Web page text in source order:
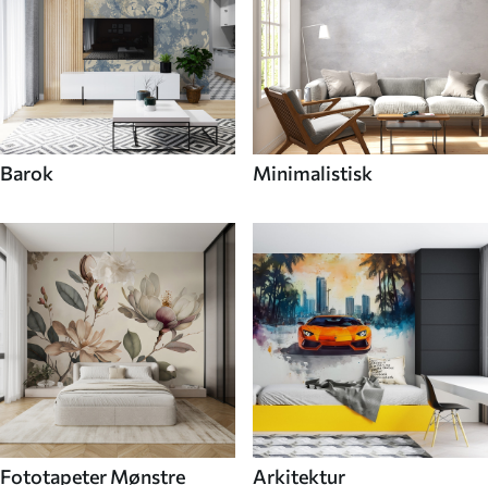
Barok Minimalistisk
Fototapeter Mønstre Arkitektur